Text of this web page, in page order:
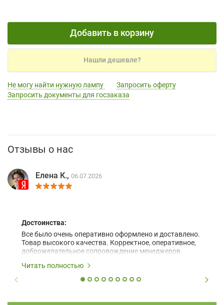
Добавить в корзину
Нашли дешевле?
Не могу найти нужную лампу
Запросить оферту
Запросить документы для госзаказа
Отзывы о нас
Елена К., 06.07.2026
Достоинства:
Все было очень оперативно оформлено и доставлено.
Товар высокого качества. Корректное, оперативное,
доброжелательное сопровождение менеджеров.
Читать полностью